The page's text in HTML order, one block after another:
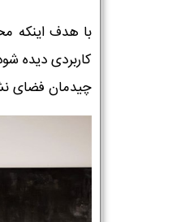
با هدف اینکه
کاربردی دیده
چیدمان فضای